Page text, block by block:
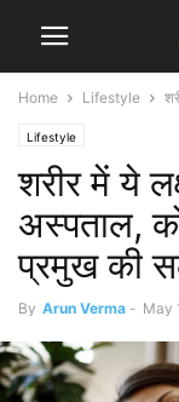
Home Lifestyle
Lifestyle
शरीर में ये
अस्पताल,
प्रमुख की
By Arun Verma - May